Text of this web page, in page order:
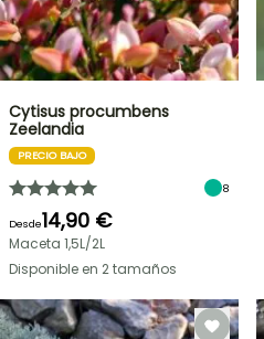
Cytisus procumbens
Zeelandia
PRECIO BAJO
8
Desde14,90 €
Maceta 1,5L/2L
Disponible en 2 tamaños